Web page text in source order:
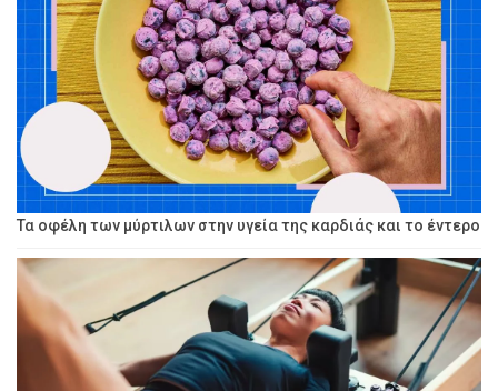
Τα οφέλη των μύρτιλων στην υγεία της καρδιάς και το έντερο